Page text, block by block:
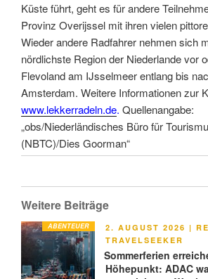
Küste führt, geht es für andere
Provinz Overijssel mit ihren vielen
Wieder andere Radfahrer nehmen sich
nördlichste Region der Niederlande vor
Flevoland am IJsselmeer entlang bis
Amsterdam. Weitere Informationen zur
www.lekkerradeln.de. Quellenangabe:
„obs/Niederländisches Büro für
(NBTC)/Dies Goorman“
Weitere Beiträge
ABENTEUER
VERÖFFENTLICHT
AM
2. AUGUST 2026 |
TRAVELSEEKER
Sommerferien
Höhepunkt: ADAC